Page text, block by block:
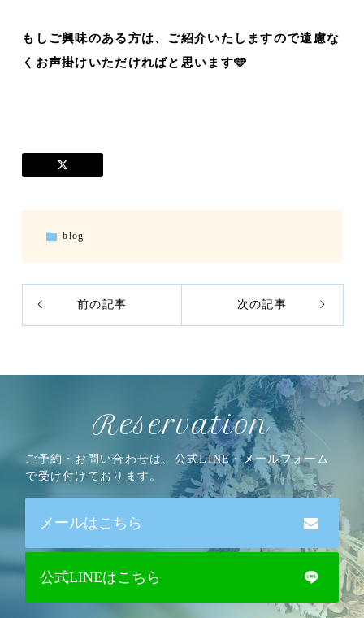
もしご興味のある方は、ご紹介いたしますので遠慮な
くお声掛けいただければと思います🩵
blog
前の記事 次の記事
Reservation
ご予約・お問い合わせは、公式LINE・メールフォーム
で受け付けております。
メールはこちら
公式LINEはこちら